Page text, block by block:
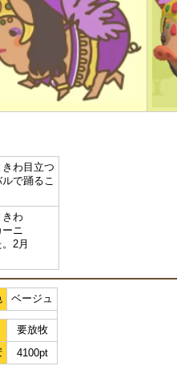
わ目立つ
で踊るこ
きわ
ニ
2月
ベージュ
要放牧
4100pt